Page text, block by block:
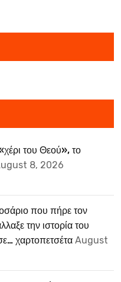
του Θεού», το
8, 2026
που πήρε τον
την ιστορία του
χαρτοπετσέτα August